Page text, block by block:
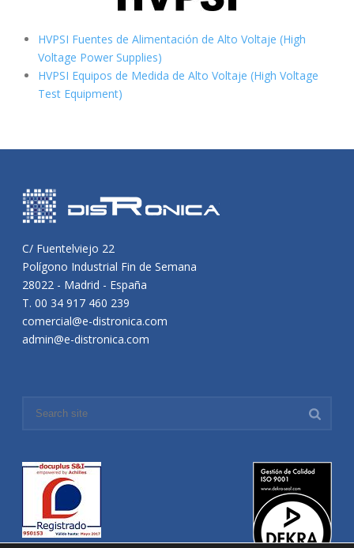
HVPSI Fuentes de Alimentación de Alto Voltaje (High
Voltage Power Supplies)
HVPSI Equipos de Medida de Alto Voltaje (High Voltage
Test Equipment)
C/ Fuentelviejo 22
Polígono Industrial Fin de Semana
28022 - Madrid - España
T. 00 34 917 460 239
comercial@e-distronica.com
admin@e-distronica.com